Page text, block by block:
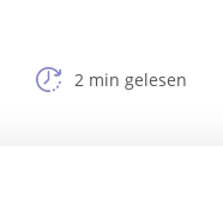
2 min gelesen